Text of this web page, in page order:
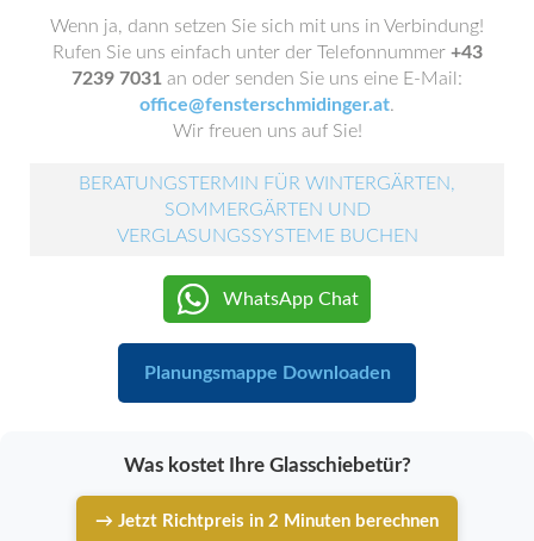
Wenn ja, dann setzen Sie sich mit uns in Verbindung!
Rufen Sie uns einfach unter der Telefonnummer +43
7239 7031 an oder senden Sie uns eine E-Mail:
office@fensterschmidinger.at.
Wir freuen uns auf Sie!
BERATUNGSTERMIN FÜR WINTERGÄRTEN,
SOMMERGÄRTEN UND
VERGLASUNGSSYSTEME BUCHEN
WhatsApp Chat
Planungsmappe Downloaden
Was kostet Ihre Glasschiebetür?
→ Jetzt Richtpreis in 2 Minuten berechnen